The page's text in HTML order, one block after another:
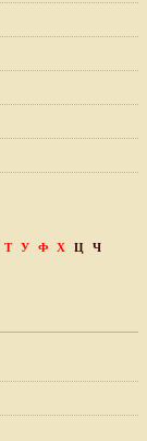
Т У Ф Х Ц
Ч